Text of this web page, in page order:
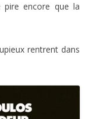
encore que la
rentrent dans